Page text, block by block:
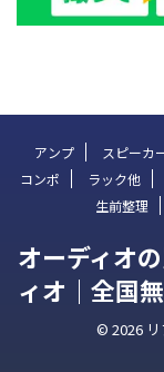
アンプ スピーカ
コンポ
ラック他
生前整理
オーディオ
ィオ｜全国
© 2026